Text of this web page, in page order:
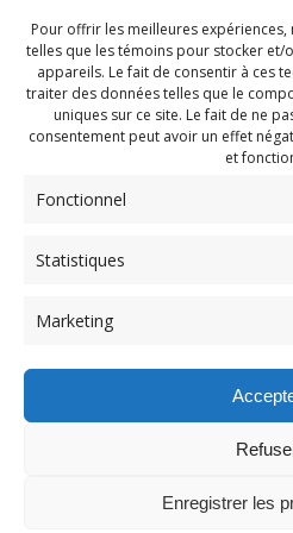
Pour offrir les meilleures
telles que les témoins pour stocker
appareils. Le fait de consentir à ces
traiter des données telles que le
uniques sur ce site. Le fait de ne
consentement peut avoir un effet
et
Fonctionnel
Statistiques
Marketing
Enregistrer les
Navigation
de
l'article
Previous
PDG Juillet 2021 (181)
© 2026 Maison des